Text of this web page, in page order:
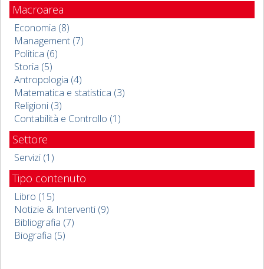
Macroarea
Economia (8)
Management (7)
Politica (6)
Storia (5)
Antropologia (4)
Matematica e statistica (3)
Religioni (3)
Contabilità e Controllo (1)
Settore
Servizi (1)
Tipo contenuto
Libro (15)
Notizie & Interventi (9)
Bibliografia (7)
Biografia (5)